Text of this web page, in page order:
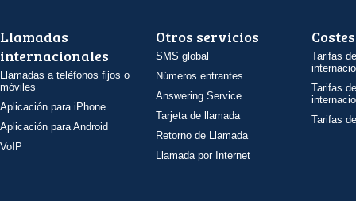
Llamadas
internacionales
Llamadas a teléfonos fijos o
móviles
Aplicación para iPhone
Aplicación para Android
VoIP
Otros servicios
SMS global
Números entrantes
Answering Service
Tarjeta de llamada
Retorno de Llamada
Llamada por Internet
Costes
Tarifas
Tarifas
Tarifas